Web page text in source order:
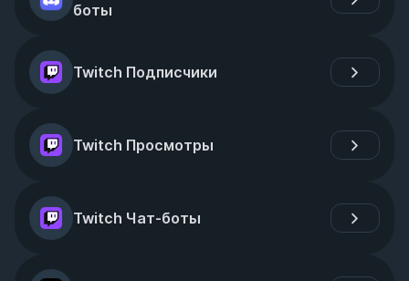
боты
Twitch Подписчики
Twitch Просмотры
Twitch Чат-боты